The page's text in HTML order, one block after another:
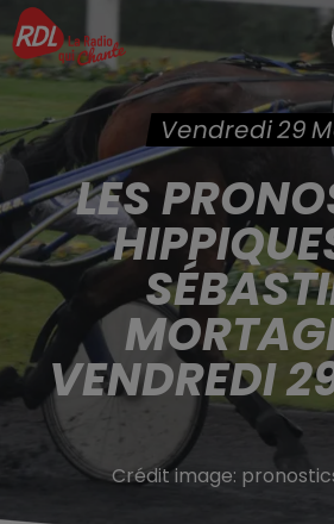
Vendredi 29
LES
VENDREDI
Crédit image: